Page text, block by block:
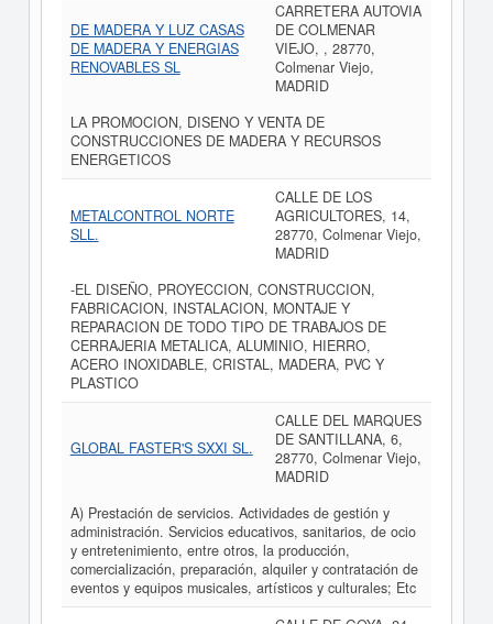
DE MADERA Y LUZ CASAS
DE MADERA Y ENERGIAS
RENOVABLES SL
CARRETERA AUTOVIA
DE COLMENAR
VIEJO, , 28770,
Colmenar Viejo,
MADRID
LA PROMOCION, DISENO Y VENTA DE
CONSTRUCCIONES DE MADERA Y RECURSOS
ENERGETICOS
METALCONTROL NORTE
SLL.
CALLE DE LOS
AGRICULTORES, 14,
28770, Colmenar Viejo,
MADRID
-EL DISEÑO, PROYECCION, CONSTRUCCION,
FABRICACION, INSTALACION, MONTAJE Y
REPARACION DE TODO TIPO DE TRABAJOS DE
CERRAJERIA METALICA, ALUMINIO, HIERRO,
ACERO INOXIDABLE, CRISTAL, MADERA, PVC Y
PLASTICO
GLOBAL FASTER'S SXXI SL.
CALLE DEL MARQUES
DE SANTILLANA, 6,
28770, Colmenar Viejo,
MADRID
A) Prestación de servicios. Actividades de gestión y
administración. Servicios educativos, sanitarios, de ocio
y entretenimiento, entre otros, la producción,
comercialización, preparación, alquiler y contratación de
eventos y equipos musicales, artísticos y culturales; Etc